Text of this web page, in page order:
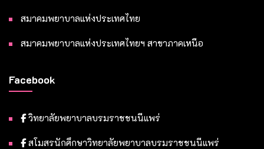
สมาคมพยาบาลแห่งประเทศไทย
สมาคมพยาบาลแห่งประเทศไทยฯ สาขาภาคเหนือ
Facebook
วิทยาลัยพยาบาลบรมราชชนนีแพร่
สโมสรนักศึกษาวิทยาลัยพยาบาลบรมราชชนนีแพร่